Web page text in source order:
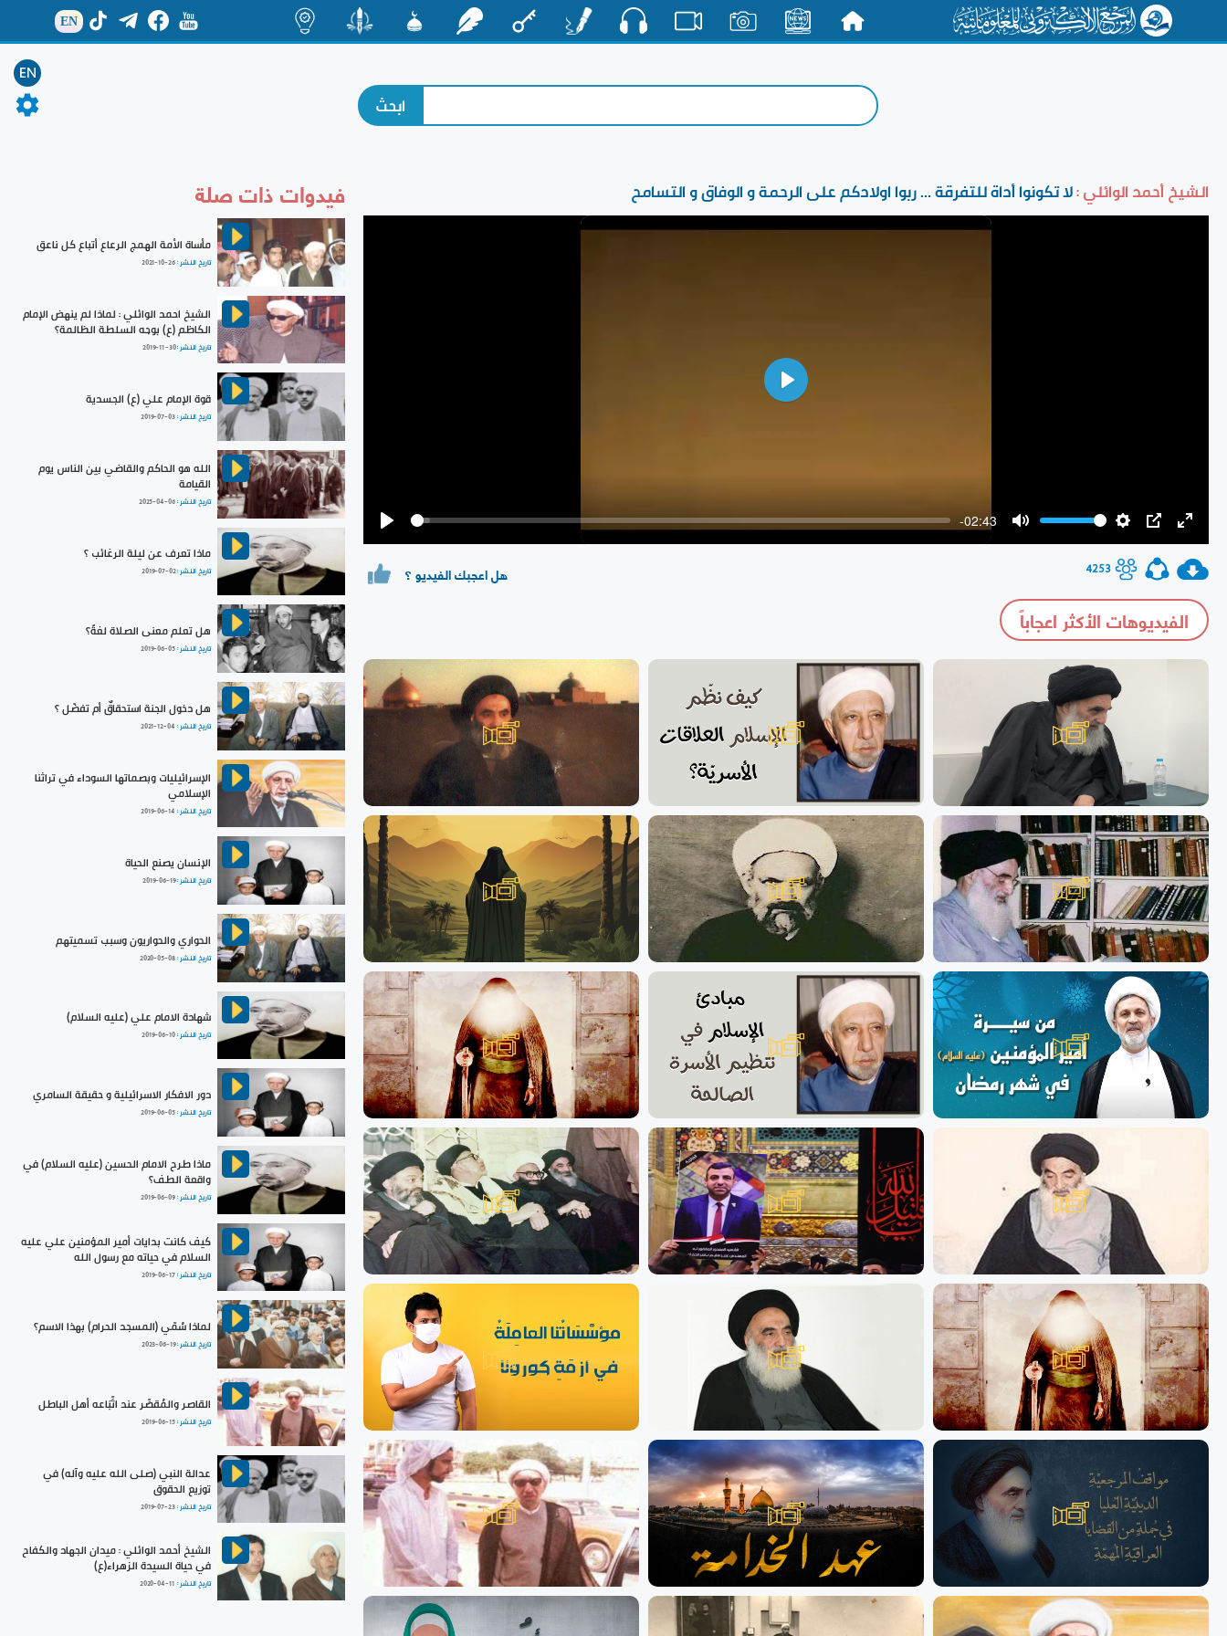
EN
EN
الشيخ أحمد الوائلي :لا تكونوا أداة للتفرقة ... ربوا اولادكم على الرحمة و الوفاق و التسامح
-02:43
Play
4253 هل اعجبك الفيديو ؟
الفيديوهات الأكثر اعجاباً
فيدوات ذات صلة
مأساة الأمة الهمج الرعاع أتباع كل ناعق
تاريخ النشر :2021-10-26
الشيخ احمد الوائلي : لماذا لم ينهض الإمام
الكاظم (ع) بوجه السلطة الظالمة؟
تاريخ النشر :2019-11-30
قوة الإمام علي (ع) الجسدية
تاريخ النشر :2019-07-03
الله هو الحاكم والقاضي بين الناس يوم
القيامة
تاريخ النشر :2025-04-06
ماذا تعرف عن ليلة الرغائب ؟
تاريخ النشر :2019-07-02
هل تعلم معنى الصلاة لغةً؟
تاريخ النشر :2019-06-05
هل دخول الجنة استحقاقٌ أم تفضّل ؟
تاريخ النشر : 2021-12-04
الإسرائيليات وبصماتها السوداء في تراثنا
الإسلامي
تاريخ النشر : 2019-06-14
الإنسان يصنع الحياة
تاريخ النشر :2019-06-19
الحواري والحواريون وسبب تسميتهم
تاريخ النشر :2020-05-08
شهادة الامام علي (عليه السلام)
تاريخ النشر :2019-06-10
دور الافكار الاسرائيلية و حقيقة السامري
تاريخ النشر :2019-06-05
ماذا طرح الامام الحسين (عليه السلام) في
واقعة الطف؟
تاريخ النشر :2019-06-09
كيف كانت بدايات أمير المؤمنين علي عليه
السلام في حياته مع رسول الله
تاريخ النشر :2019-06-17
لماذا سُمّي (المسجد الحرام) بهذا الاسم؟
تاريخ النشر :2023-06-19
القاصر والمُقصِّر عند اتِّبَاعه أهل الباطل
تاريخ النشر :2019-06-15
عدالة النبي (صلى الله عليه وآله) في
توزيع الحقوق
تاريخ النشر :2019-07-23
الشيخ أحمد الوائلي : ميدان الجهاد والكفاح
في حياة السيدة الزهراء(ع)
تاريخ النشر : 2020-04-11